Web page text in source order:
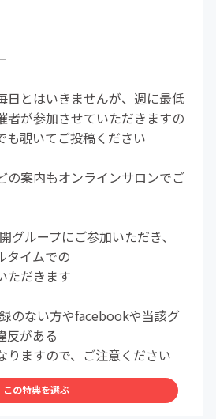
日とはいきませんが、週に最低
者が参加させていただきますの
も覗いてご投稿ください
の案内もオンラインサロンでご
ループにご参加いただき、
タイムでの
ただきます
のない方やfacebookや当該グ
反がある
りますので、ご注意ください
この特典を選ぶ